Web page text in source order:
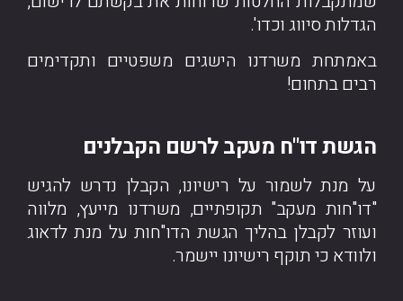
הגדלות סיווג וכדו'.
באמתחת משרדנו הישגים משפטיים ותקדימים
רבים בתחום!
הגשת דו"ח מעקב לרשם הקבלנים
על מנת לשמור על רישיונו, הקבלן נדרש להגיש
"דו"חות מעקב" תקופתיים, משרדנו מייעץ, מלווה
ועוזר לקבלן בהליך הגשת הדו"חות על מנת לדאוג
ולוודא כי תוקף רישיונו יישמר.